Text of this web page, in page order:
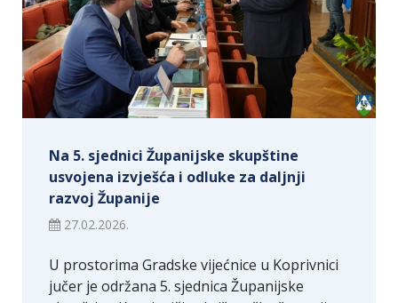
Na 5. sjednici Županijske skupštine
usvojena izvješća i odluke za daljnji
razvoj Županije
27.02.2026.
U prostorima Gradske vijećnice u Koprivnici
jučer je održana 5. sjednica Županijske